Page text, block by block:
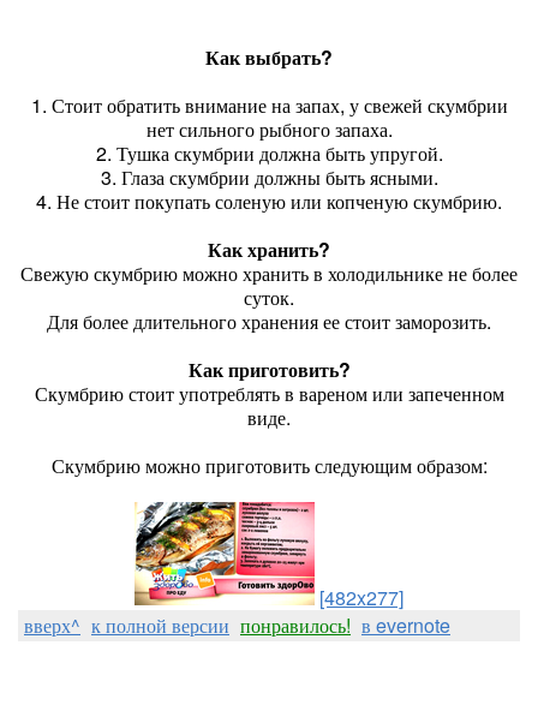
Как выбрать?
1. Стоит обратить внимание на запах, у свежей скумбрии
нет сильного рыбного запаха.
2. Тушка скумбрии должна быть упругой.
3. Глаза скумбрии должны быть ясными.
4. Не стоит покупать соленую или копченую скумбрию.
Как хранить?
Свежую скумбрию можно хранить в холодильнике не более
суток.
Для более длительного хранения ее стоит заморозить.
Как приготовить?
Скумбрию стоит употреблять в вареном или запеченном
виде.
Скумбрию можно приготовить следующим образом:
[482x277]
вверх^ к полной версии понравилось! в evernote